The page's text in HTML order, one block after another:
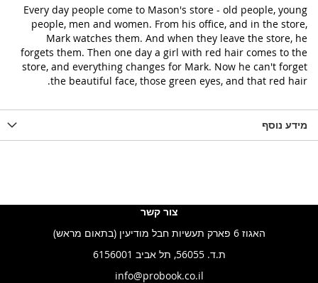
Every day people come to Mason's store - old people, young
people, men and women. From his office, and in the store,
Mark watches them. And when they leave the store, he
forgets them. Then one day a girl with red hair comes to the
store, and everything changes for Mark. Now he can't forget
the beautiful face, those green eyes, and that red hair.
מידע נוסף
צור קשר
האגוז 6 פארק תעשיות חבל מודיעין (בתאום מראש)
ת.ד. 56055, תל אביב 6156001
info@probook.co.il